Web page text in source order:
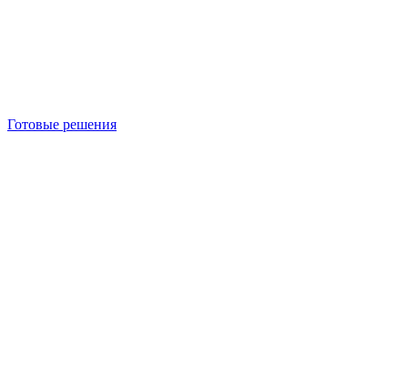
Готовые решения